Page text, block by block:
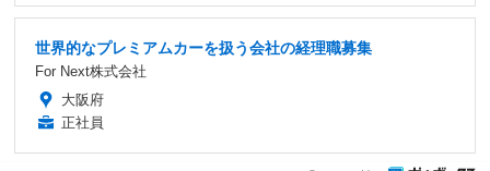
世界的なプレミアムカーを扱う会社の経理職募集
For Next株式会社
大阪府
正社員